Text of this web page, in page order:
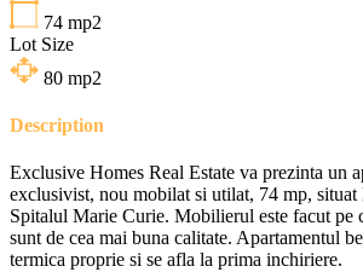
74 mp2
Lot Size
80 mp2
Description
Exclusive Homes Real Estate va prezinta un
exclusivist, nou mobilat si utilat, 74 mp, situat
Spitalul Marie Curie. Mobilierul este facut pe
sunt de cea mai buna calitate. Apartamentul
termica proprie si se afla la prima inchiriere.